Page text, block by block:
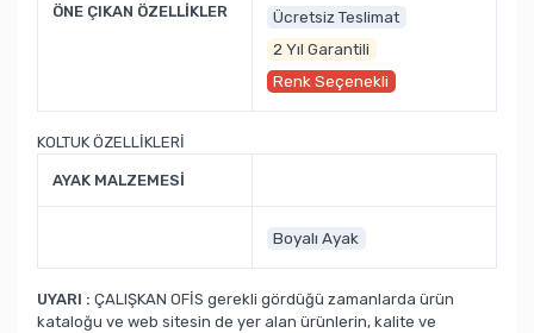
ÖNE ÇIKAN ÖZELLİKLER
Ücretsiz Teslimat
2 Yıl Garantili
Renk Seçenekli
KOLTUK ÖZELLİKLERİ
AYAK MALZEMESİ
Boyalı Ayak
UYARI : ÇALIŞKAN OFİS gerekli gördüğü zamanlarda ürün
kataloğu ve web sitesin de yer alan ürünlerin, kalite ve